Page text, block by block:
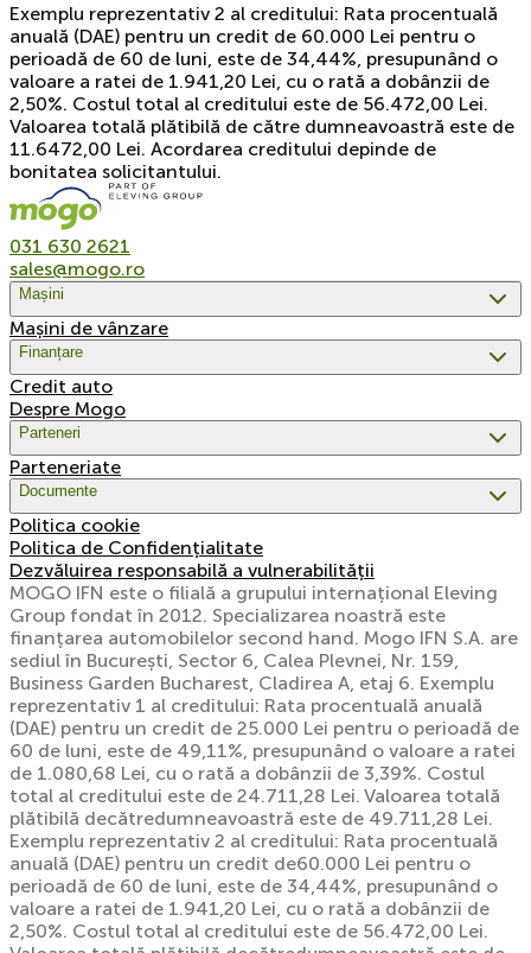
Exemplu reprezentativ 2 al creditului: Rata procentuală
anuală (DAE) pentru un credit de 60.000 Lei pentru o
perioadă de 60 de luni, este de 34,44%, presupunând o
valoare a ratei de 1.941,20 Lei, cu o rată a dobânzii de
2,50%. Costul total al creditului este de 56.472,00 Lei.
Valoarea totală plătibilă de către dumneavoastră este de
11.6472,00 Lei. Acordarea creditului depinde de
bonitatea solicitantului.
031 630 2621
sales@mogo.ro
Mașini
Mașini de vânzare
Finanțare
Credit auto
Despre Mogo
Parteneri
Parteneriate
Documente
Politica cookie
Politica de Confidențialitate
Dezvăluirea responsabilă a vulnerabilității
MOGO IFN este o filială a grupului internațional Eleving
Group fondat în 2012. Specializarea noastră este
finanțarea automobilelor second hand. Mogo IFN S.A. are
sediul în București, Sector 6, Calea Plevnei, Nr. 159,
Business Garden Bucharest, Cladirea A, etaj 6. Exemplu
reprezentativ 1 al creditului: Rata procentuală anuală
(DAE) pentru un credit de 25.000 Lei pentru o perioadă de
60 de luni, este de 49,11%, presupunând o valoare a ratei
de 1.080,68 Lei, cu o rată a dobânzii de 3,39%. Costul
total al creditului este de 24.711,28 Lei. Valoarea totală
plătibilă decătredumneavoastră este de 49.711,28 Lei.
Exemplu reprezentativ 2 al creditului: Rata procentuală
anuală (DAE) pentru un credit de60.000 Lei pentru o
perioadă de 60 de luni, este de 34,44%, presupunând o
valoare a ratei de 1.941,20 Lei, cu o rată a dobânzii de
2,50%. Costul total al creditului este de 56.472,00 Lei.